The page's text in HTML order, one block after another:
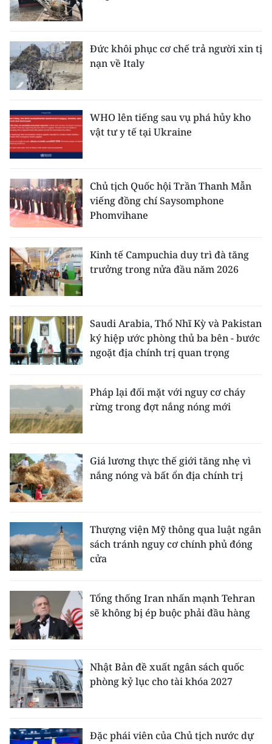
Đức khôi phục cơ chế trả người xin tị
nạn về Italy
WHO lên tiếng sau vụ phá hủy kho
vật tư y tế tại Ukraine
Chủ tịch Quốc hội Trần Thanh Mẫn
viếng đồng chí Saysomphone
Phomvihane
Kinh tế Campuchia duy trì đà tăng
trưởng trong nửa đầu năm 2026
Saudi Arabia, Thổ Nhĩ Kỳ và Pakistan
ký hiệp ước phòng thủ ba bên - bước
ngoặt địa chính trị quan trọng
Pháp lại đối mặt với nguy cơ cháy
rừng trong đợt nắng nóng mới
Giá lương thực thế giới tăng nhẹ vì
nắng nóng và bất ổn địa chính trị
Thượng viện Mỹ thông qua luật ngân
sách tránh nguy cơ chính phủ đóng
cửa
Tổng thống Iran nhấn mạnh Tehran
sẽ không bị ép buộc phải đầu hàng
Nhật Bản đề xuất ngân sách quốc
phòng kỷ lục cho tài khóa 2027
Đặc phái viên của Chủ tịch nước dự